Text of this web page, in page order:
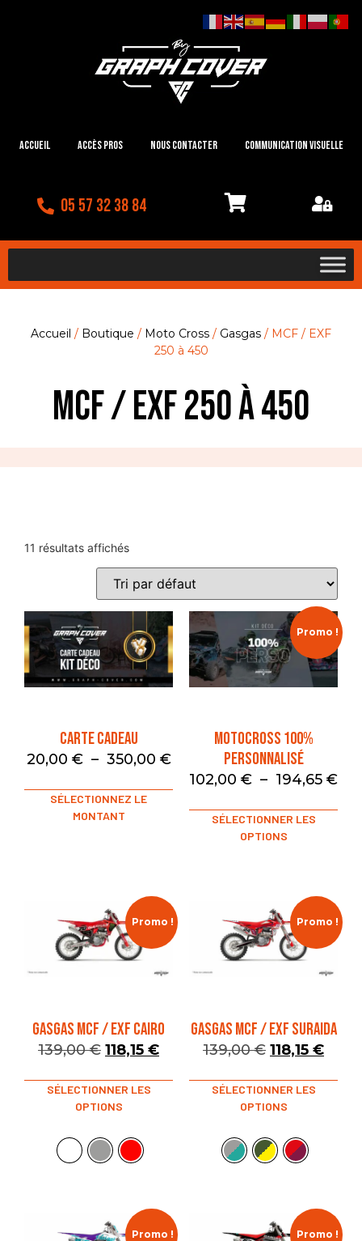
Accueil Accès Pros Nous contacter Communication visuelle
05 57 32 38 84
Accueil / Boutique / Moto Cross / Gasgas / MCF / EXF
250 à 450
MCF / EXF 250 à 450
11 résultats affichés
Carte Cadeau
20,00 € – 350,00 €
SÉLECTIONNEZ LE
MONTANT
Promo !
Motocross 100%
Personnalisé
102,00 € – 194,65 €
SÉLECTIONNER LES
OPTIONS
Promo !
GASGAS MCF / EXF CAIRO
139,00€ 118,15 €
SÉLECTIONNER LES
OPTIONS
Promo !
GASGAS MCF / EXF SURAIDA
139,00€ 118,15 €
SÉLECTIONNER LES
OPTIONS
Promo ! Promo !